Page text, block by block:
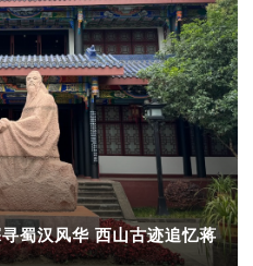
蜀汉风华 西山古迹追忆蒋